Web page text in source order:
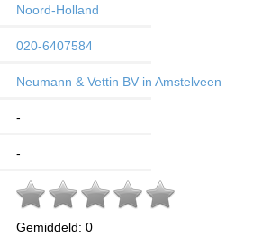
Noord-Holland
020-6407584
Neumann & Vettin BV in Amstelveen
-
-
Gemiddeld: 0